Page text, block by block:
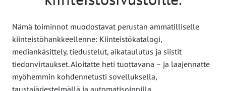
Nämä toiminnot muodostavat perustan ammatilliselle
kiinteistöhankkeellenne: Kiinteistökatalogi,
mediankäsittely, tiedustelut, aikataulutus ja siistit
tiedonvirtaukset. Aloitatte heti tuottavana – ja laajennatte
myöhemmin kohdennetusti sovelluksella,